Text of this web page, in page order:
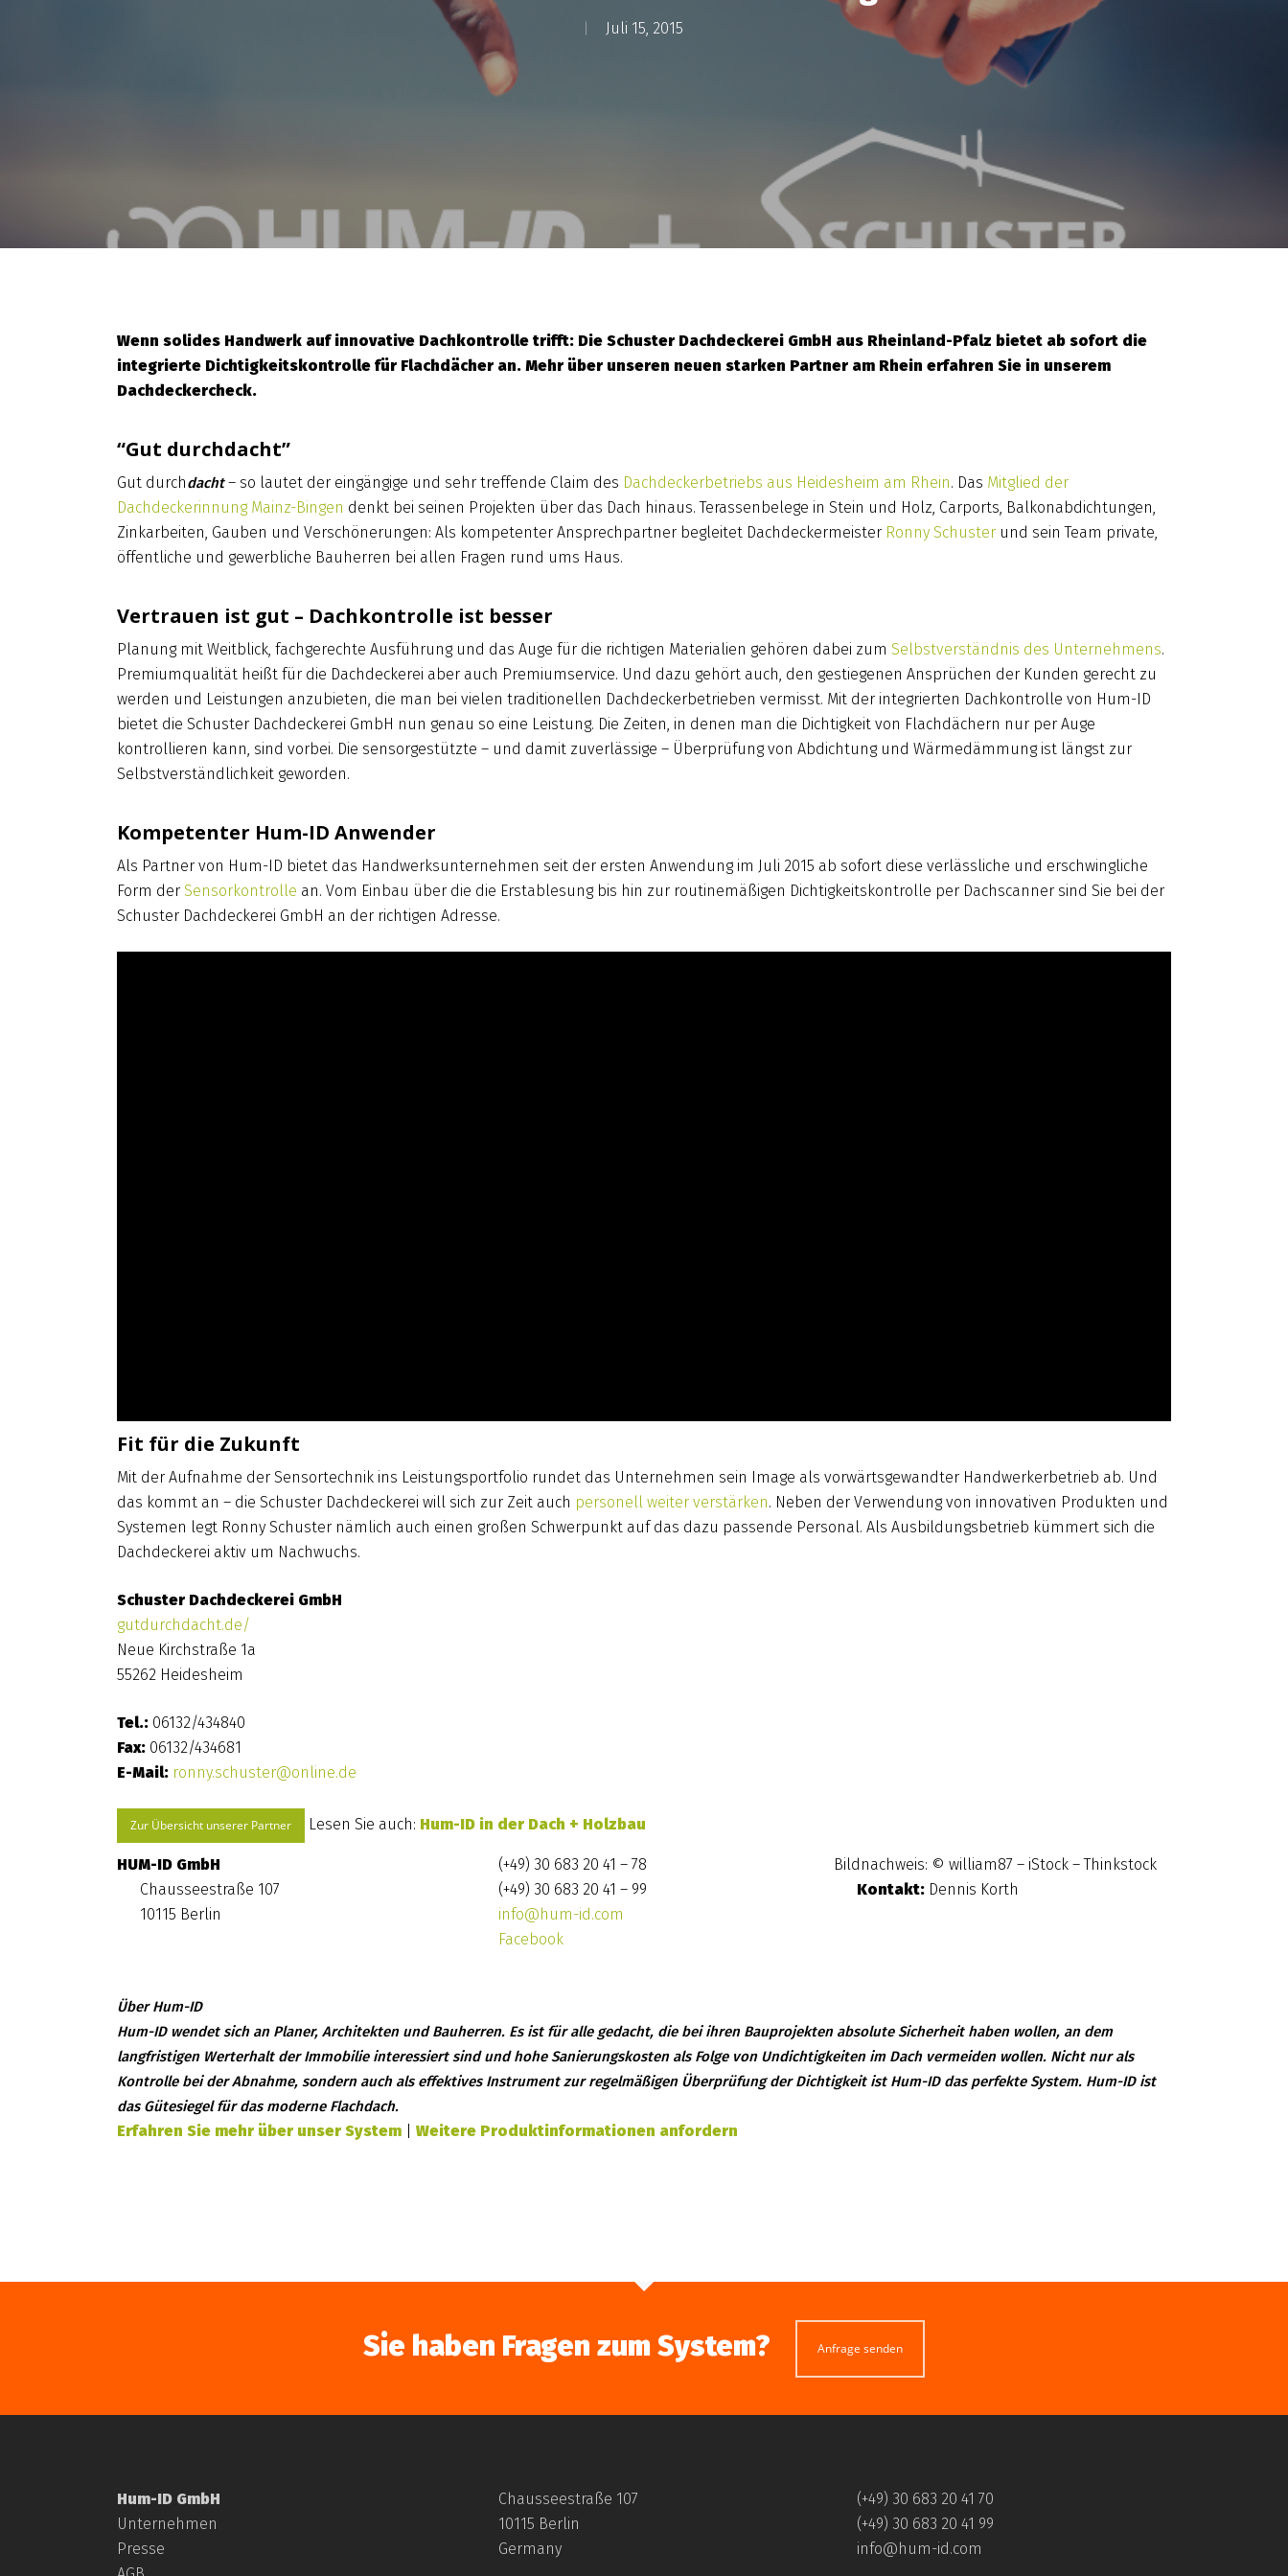
Juli 15, 2015
Wenn solides Handwerk auf innovative Dachkontrolle trifft: Die Schuster Dachdeckerei GmbH aus Rheinland-Pfalz bietet ab sofort die
integrierte Dichtigkeitskontrolle für Flachdächer an. Mehr über unseren neuen starken Partner am Rhein erfahren Sie in unserem
Dachdeckercheck.
“Gut durchdacht”
Gut durchdacht– so lautet der eingängige und sehr treffende Claim des Dachdeckerbetriebs aus Heidesheim am Rhein. Das Mitglied der
Dachdeckerinnung Mainz-Bingen denkt bei seinen Projekten über das Dach hinaus. Terassenbelege in Stein und Holz, Carports, Balkonabdichtungen,
Zinkarbeiten, Gauben und Verschönerungen: Als kompetenter Ansprechpartner begleitet Dachdeckermeister Ronny Schuster und sein Team private,
öffentliche und gewerbliche Bauherren bei allen Fragen rund ums Haus.
Vertrauen ist gut – Dachkontrolle ist besser
Planung mit Weitblick, fachgerechte Ausführung und das Auge für die richtigen Materialien gehören dabei zum Selbstverständnis des Unternehmens.
Premiumqualität heißt für die Dachdeckerei aber auch Premiumservice. Und dazu gehört auch, den gestiegenen Ansprüchen der Kunden gerecht zu
werden und Leistungen anzubieten, die man bei vielen traditionellen Dachdeckerbetrieben vermisst. Mit der integrierten Dachkontrolle von Hum-ID
bietet die Schuster Dachdeckerei GmbH nun genau so eine Leistung. Die Zeiten, in denen man die Dichtigkeit von Flachdächern nur per Auge
kontrollieren kann, sind vorbei. Die sensorgestützte – und damit zuverlässige – Überprüfung von Abdichtung und Wärmedämmung ist längst zur
Selbstverständlichkeit geworden.
Kompetenter Hum-ID Anwender
Als Partner von Hum-ID bietet das Handwerksunternehmen seit der ersten Anwendung im Juli 2015 ab sofort diese verlässliche und erschwingliche
Form der Sensorkontrolle an. Vom Einbau über die die Erstablesung bis hin zur routinemäßigen Dichtigkeitskontrolle per Dachscanner sind Sie bei der
Schuster Dachdeckerei GmbH an der richtigen Adresse.
Fit für die Zukunft
Mit der Aufnahme der Sensortechnik ins Leistungsportfolio rundet das Unternehmen sein Image als vorwärtsgewandter Handwerkerbetrieb ab. Und
das kommt an – die Schuster Dachdeckerei will sich zur Zeit auch personell weiter verstärken. Neben der Verwendung von innovativen Produkten und
Systemen legt Ronny Schuster nämlich auch einen großen Schwerpunkt auf das dazu passende Personal. Als Ausbildungsbetrieb kümmert sich die
Dachdeckerei aktiv um Nachwuchs.
Schuster Dachdeckerei GmbH
gutdurchdacht.de/
Neue Kirchstraße 1a
55262 Heidesheim
Tel.: 06132/434840
Fax: 06132/434681
E-Mail: ronny.schuster@online.de
Zur Übersicht unserer Partner Lesen Sie auch: Hum-ID in der Dach + Holzbau
Bildnachweis: © william87 – iStock – Thinkstock
HUM-ID GmbH
Chausseestraße 107
10115 Berlin
(+49) 30 683 20 41 – 78
(+49) 30 683 20 41 – 99
info@hum-id.com
Facebook
Kontakt: Dennis Korth
Über Hum-ID
Hum-ID wendet sich an Planer, Architekten und Bauherren. Es ist für alle gedacht, die bei ihren Bauprojekten absolute Sicherheit haben wollen, an dem
langfristigen Werterhalt der Immobilie interessiert sind und hohe Sanierungskosten als Folge von Undichtigkeiten im Dach vermeiden wollen. Nicht nur als
Kontrolle bei der Abnahme, sondern auch als effektives Instrument zur regelmäßigen Überprüfung der Dichtigkeit ist Hum-ID das perfekte System. Hum-ID ist
das Gütesiegel für das moderne Flachdach.
Erfahren Sie mehr über unser System Weitere Produktinformationen anfordern
Sie haben Fragen zum System? Anfrage senden
Hum-ID GmbH
Unternehmen
Presse
Chausseestraße 107
10115 Berlin
Germany
(+49) 30 683 20 41 70
(+49) 30 683 20 41 99
info@hum-id.com